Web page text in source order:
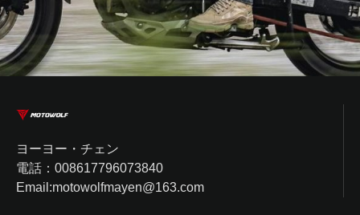
ヨーヨー・チェン
電話：008617796073840
Email:motowolfmayen@163.com